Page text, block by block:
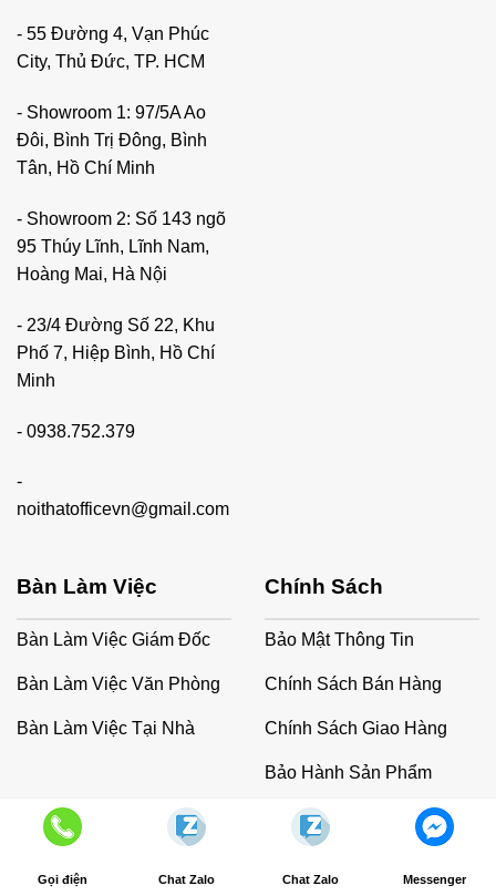
- 55 Đường 4, Vạn Phúc
City, Thủ Đức, TP. HCM
- Showroom 1: 97/5A Ao
Đôi, Bình Trị Đông, Bình
Tân, Hồ Chí Minh
- Showroom 2: Số 143 ngõ
95 Thúy Lĩnh, Lĩnh Nam,
Hoàng Mai, Hà Nội
- 23/4 Đường Số 22, Khu
Phố 7, Hiệp Bình, Hồ Chí
Minh
- 0938.752.379
-
noithatofficevn@gmail.com
Bàn Làm Việc
Bàn Làm Việc Giám Đốc
Bàn Làm Việc Văn Phòng
Bàn Làm Việc Tại Nhà
Chính Sách
Bảo Mật Thông Tin
Chính Sách Bán Hàng
Chính Sách Giao Hàng
Bảo Hành Sản Phẩm
Chính Sách Biên Tập
Gọi điện Chat Zalo Chat Zalo Messenger